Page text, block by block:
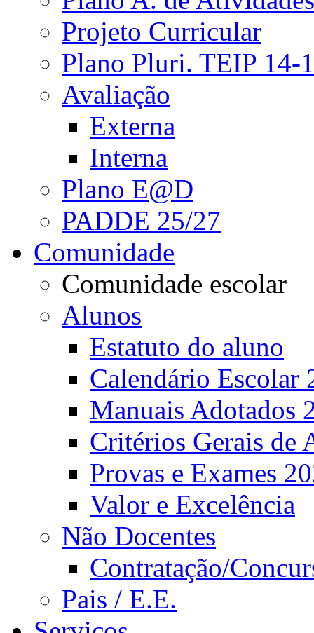
Projeto Curricular
Plano Pluri. TEIP 14-
Avaliação
Externa
Interna
Plano E@D
PADDE 25/27
Comunidade
Comunidade escolar
Alunos
Estatuto do aluno
Calendário Escolar
Manuais Adotados
Critérios Gerais de
Provas e Exames
Valor e Excelência
Não Docentes
Contratação/
Pais / E.E.